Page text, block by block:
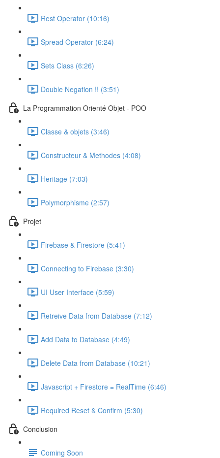
Rest Operator (10:16)
Spread Operator (6:24)
Sets Class (6:26)
Double Negation !! (3:51)
La Programmation Orienté Objet - POO
Classe & objets (3:46)
Constructeur & Methodes (4:08)
Heritage (7:03)
Polymorphisme (2:57)
Projet
Firebase & Firestore (5:41)
Connecting to Firebase (3:30)
UI User Interface (5:59)
Retreive Data from Database (7:12)
Add Data to Database (4:49)
Delete Data from Database (10:21)
Javascript + Firestore = RealTime (6:46)
Required Reset & Confirm (5:30)
Conclusion
Coming Soon